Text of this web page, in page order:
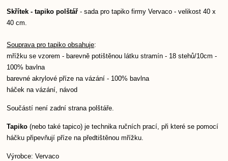
Skřítek - tapiko polštář - sada pro tapiko firmy Vervaco - velikost 40 x
40 cm.
Souprava pro tapiko obsahuje:
mřížku se vzorem - barevně potištěnou látku stramín - 18 stehů/10cm -
100% bavlna
barevné akrylové příze na vázání - 100% bavlna
háček na vázání,návod
Součástí není zadní strana polštáře.
Tapiko (nebo také tapico) je technika ručních prací, při které se pomocí
háčku připevňují příze na předtištěnou mřížku.
Výrobce: Vervaco